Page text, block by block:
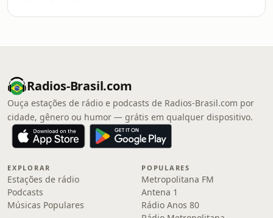
Radios-Brasil.com
Ouça estações de rádio e podcasts de Radios-Brasil.com por
cidade, gênero ou humor — grátis em qualquer dispositivo.
EXPLORAR
Estações de rádio
Podcasts
Músicas Populares
POPULARES
Metropolitana FM
Antena 1
Rádio Anos 80